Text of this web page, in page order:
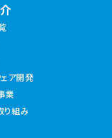
ェア開発
業
り組み